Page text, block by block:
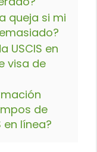
queja si mi
USCIS en
visa de
de
en línea?